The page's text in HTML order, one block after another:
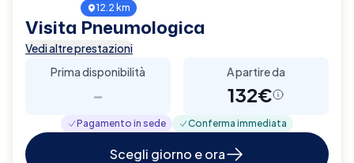
12.2 km
Visita Pneumologica
Vedi altre prestazioni
Prima disponibilità
-
A partire da
132€
Pagamento in sede Conferma immediata
Scegli giorno e ora